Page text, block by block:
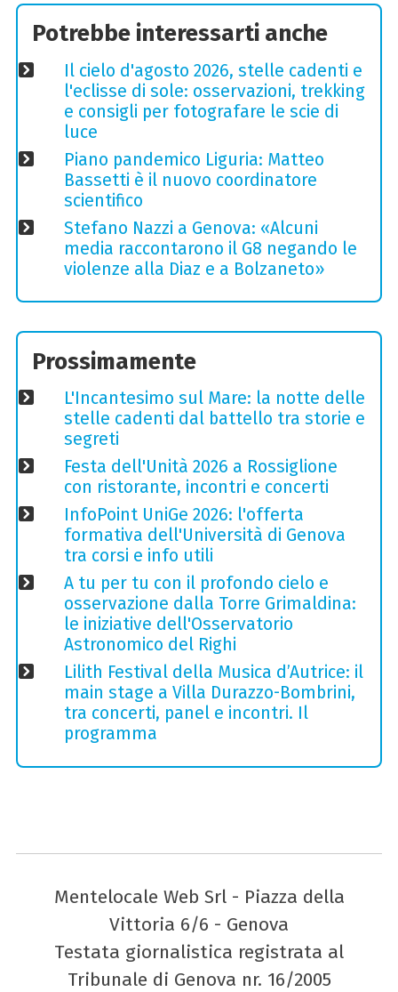
Potrebbe interessarti anche
Il cielo d'agosto 2026, stelle cadenti e
l'eclisse di sole: osservazioni, trekking
e consigli per fotografare le scie di
luce
Piano pandemico Liguria: Matteo
Bassetti è il nuovo coordinatore
scientifico
Stefano Nazzi a Genova: «Alcuni
media raccontarono il G8 negando le
violenze alla Diaz e a Bolzaneto»
Prossimamente
L'Incantesimo sul Mare: la notte delle
stelle cadenti dal battello tra storie e
segreti
Festa dell'Unità 2026 a Rossiglione
con ristorante, incontri e concerti
InfoPoint UniGe 2026: l'offerta
formativa dell'Università di Genova
tra corsi e info utili
A tu per tu con il profondo cielo e
osservazione dalla Torre Grimaldina:
le iniziative dell'Osservatorio
Astronomico del Righi
Lilith Festival della Musica d’Autrice: il
main stage a Villa Durazzo-Bombrini,
tra concerti, panel e incontri. Il
programma
Mentelocale Web Srl - Piazza della
Vittoria 6/6 - Genova
Testata giornalistica registrata al
Tribunale di Genova nr. 16/2005